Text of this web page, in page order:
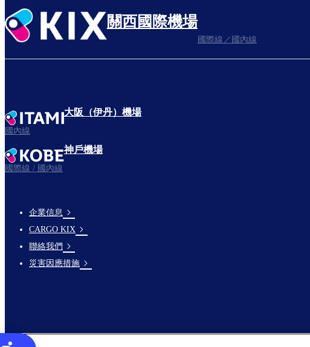
關西國際機場
國際線／國內線
大阪（伊丹）機場
國內線
神戶機場
國際線 / 國內線
footer-
links-
en-
企業信息
CARGO KIX
聯絡我們
災害因應措施